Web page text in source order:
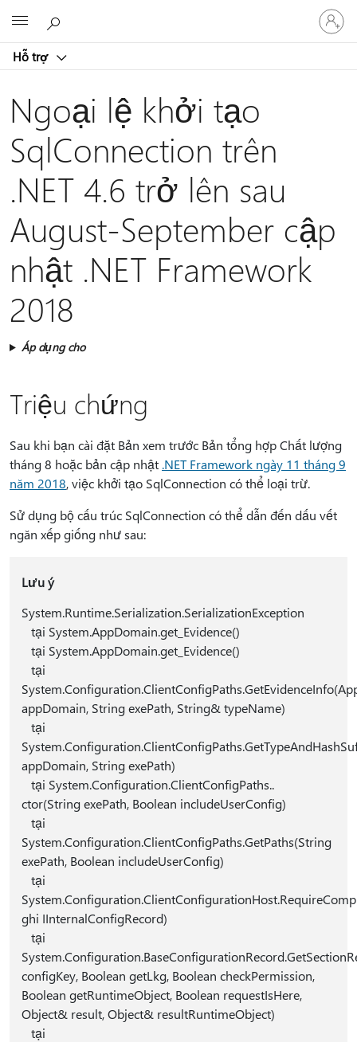
Hỗ trợ
Đăng
nhập
tài
Ngoại lệ khởi tạo
SqlConnection trên
.NET 4.6 trở lên sau
August-September cập
nhật .NET Framework
2018
Áp dụng cho
Triệu chứng
Sau khi bạn cài đặt Bản xem trước Bản tổng hợp Chất lượng
tháng 8 hoặc bản cập nhật .NET Framework ngày 11 tháng 9
năm 2018, việc khởi tạo SqlConnection có thể loại trừ.
Sử dụng bộ cấu trúc SqlConnection có thể dẫn đến dấu vết
ngăn xếp giống như sau:
Lưu ý
System.Runtime.Serialization.SerializationException
tại System.AppDomain.get_Evidence()
tại System.AppDomain.get_Evidence()
tại
appDomain, String exePath, String& typeName)
tại
appDomain, String exePath)
tại System.Configuration.ClientConfigPaths..
ctor(String exePath, Boolean includeUserConfig)
tại
System.Configuration.ClientConfigPaths.GetPaths(String
exePath, Boolean includeUserConfig)
tại
ghi IInternalConfigRecord)
tại
configKey, Boolean getLkg, Boolean checkPermission,
Boolean getRuntimeObject, Boolean requestIsHere,
Object& result, Object& resultRuntimeObject)
tại